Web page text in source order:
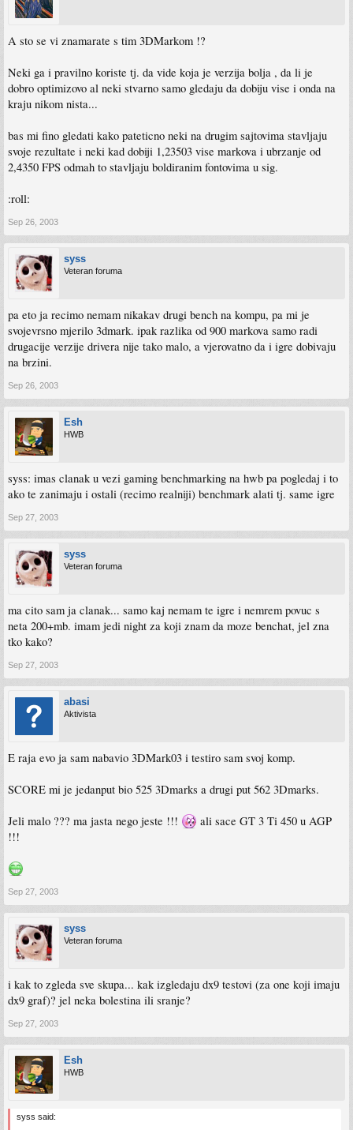
A sto se vi znamarate s tim 3DMarkom !?
Neki ga i pravilno koriste tj. da vide koja je verzija bolja , da li je
dobro optimizovo al neki stvarno samo gledaju da dobiju vise i onda na
kraju nikom nista...
bas mi fino gledati kako pateticno neki na drugim sajtovima stavljaju
svoje rezultate i neki kad dobiji 1,23503 vise markova i ubrzanje od
2,4350 FPS odmah to stavljaju boldiranim fontovima u sig.
:roll:
Sep 26, 2003
syss
Veteran foruma
pa eto ja recimo nemam nikakav drugi bench na kompu, pa mi je
svojevrsno mjerilo 3dmark. ipak razlika od 900 markova samo radi
drugacije verzije drivera nije tako malo, a vjerovatno da i igre dobivaju
na brzini.
Sep 26, 2003
Esh
HWB
syss: imas clanak u vezi gaming benchmarking na hwb pa pogledaj i to
ako te zanimaju i ostali (recimo realniji) benchmark alati tj. same igre
Sep 27, 2003
syss
Veteran foruma
ma cito sam ja clanak... samo kaj nemam te igre i nemrem povuc s
neta 200+mb. imam jedi night za koji znam da moze benchat, jel zna
tko kako?
Sep 27, 2003
abasi
Aktivista
E raja evo ja sam nabavio 3DMark03 i testiro sam svoj komp.
SCORE mi je jedanput bio 525 3Dmarks a drugi put 562 3Dmarks.
Jeli malo ??? ma jasta nego jeste !!!
ali sace GT 3 Ti 450 u AGP
!!!
Sep 27, 2003
syss
Veteran foruma
i kak to zgleda sve skupa... kak izgledaju dx9 testovi (za one koji imaju
dx9 graf)? jel neka bolestina ili sranje?
Sep 27, 2003
Esh
HWB
syss said: